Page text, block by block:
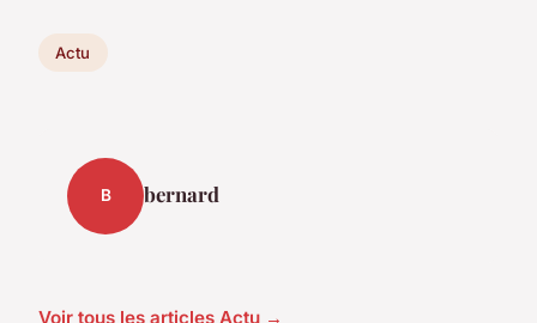
Actu
B bernard
Voir tous les articles Actu →